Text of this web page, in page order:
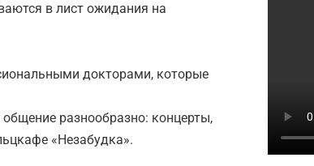
в лист ожидания на
докторами, которые
разнообразно: концерты,
«Незабудка».